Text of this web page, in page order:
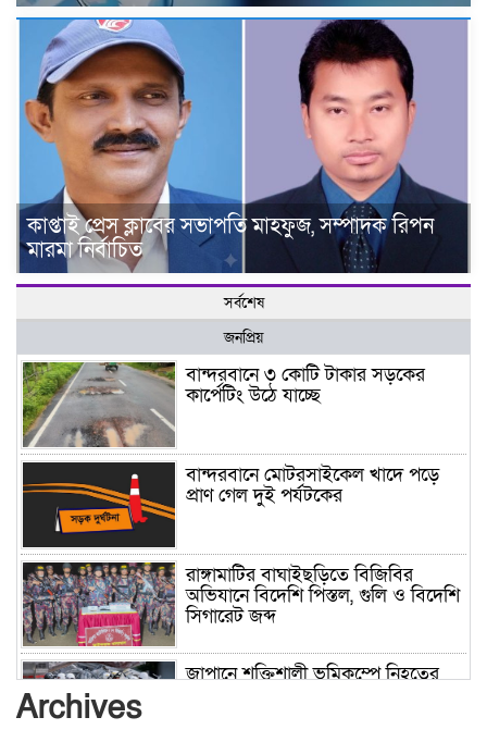
কাপ্তাই প্রেস ক্লাবের সভাপতি মাহফুজ, সম্পাদক রিপন
মারমা নির্বাচিত
সর্বশেষ
জনপ্রিয়
বান্দরবানে ৩ কোটি টাকার সড়কের
কার্পেটিং উঠে যাচ্ছে
বান্দরবানে মোটরসাইকেল খাদে পড়ে
প্রাণ গেল দুই পর্যটকের
রাঙ্গামাটির বাঘাইছড়িতে বিজিবির
অভিযানে বিদেশি পিস্তল, গুলি ও বিদেশি
সিগারেট জব্দ
জাপানে শক্তিশালী ভূমিকম্পে নিহতের
Archives